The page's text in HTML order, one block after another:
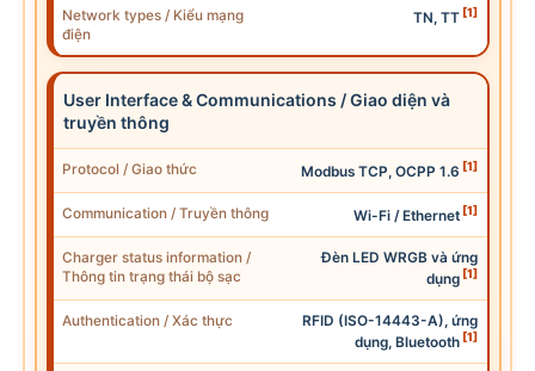
Network types / Kiểu mạng
điện
TN, TT [1]
User Interface &Communications / Giao diện và
truyền thông
Protocol / Giao thức Modbus TCP, OCPP 1.6 [1]
Communication/ Truyền thông Wi-Fi / Ethernet [1]
Charger status information /
Thông tin trạng thái bộ sạc
ĐènLED WRGB và ứng
dụng [1]
Authentication / Xác thực
RFID (ISO-14443-A), ứng
dụng, Bluetooth [1]